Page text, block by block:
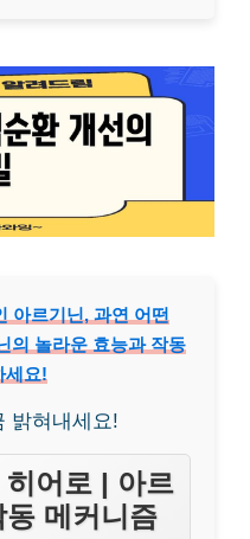
아르기닌, 과연 어떤
의 놀라운 효능과 작동
세요!
밝혀내세요!
어로 | 아르
메커니즘